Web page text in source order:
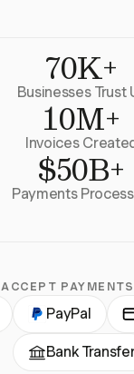
70K+
Businesses Trust
10M+
Invoices
$50B+
Payments
ACCEPT
PayPal
Bank